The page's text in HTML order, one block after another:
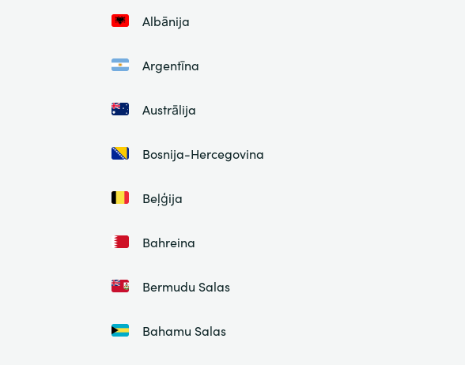
Albānija
Argentīna
Austrālija
Bosnija-Hercegovina
Beļģija
Bahreina
Bermudu Salas
Bahamu Salas